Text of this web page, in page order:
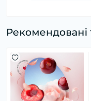
Рекомендовані